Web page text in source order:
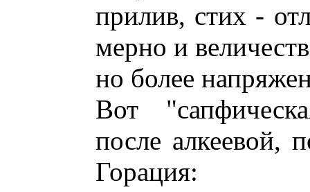
прилив, стих -
мерно и
но более
Вот
после алкеевой,
Горация: